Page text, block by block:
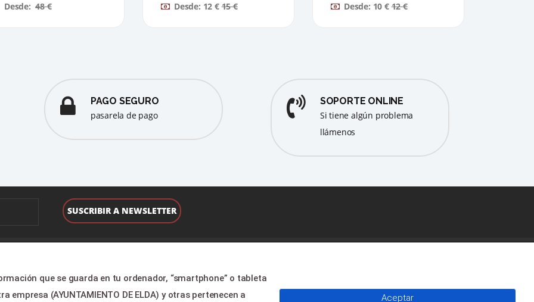
Desde:48 €
Desde: 12 €15 €
Desde: 10 €12 €
PAGO SEGURO
pasarela de pago
SOPORTE ONLINE
Si tiene algún problema
llámenos
Ayuda
PLAZA CONSTITUCION 1 - ELDA
que se guarda en tu ordenador, “smartphone” o tableta
(AYUNTAMIENTO DE ELDA) y otras pertenecen a
Aceptar